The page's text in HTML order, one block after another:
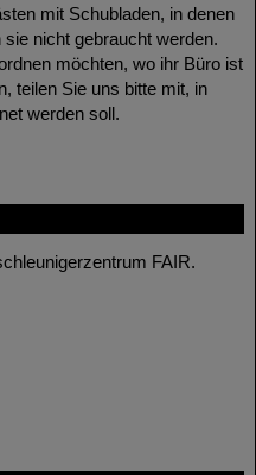
FAIR.
mit Schubladen, in denen
nicht gebraucht werden.
möchten, wo ihr Büro ist
teilen Sie uns bitte mit, in
werden soll.